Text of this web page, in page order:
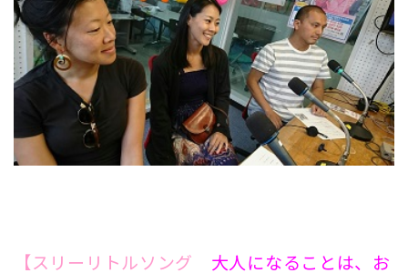
【スリーリトルソング 大人になることは、お